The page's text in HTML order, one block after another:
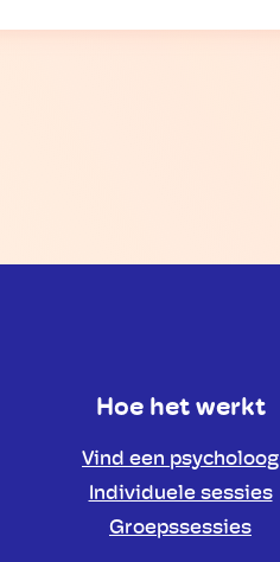
Hoe het werkt
Vind een psycholoog
Individuele sessies
Groepssessies